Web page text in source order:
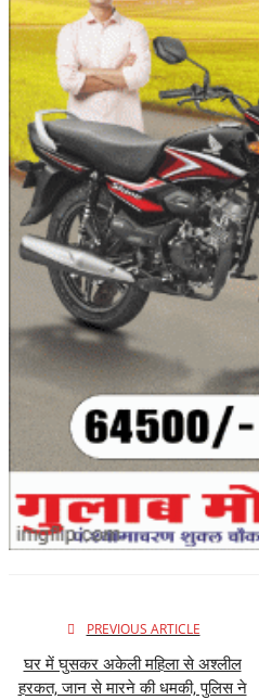
PREVIOUS ARTICLE
घर में घुसकर अकेली महिला से अश्लील
हरकत, जान से मारने की धमकी, पुलिस ने